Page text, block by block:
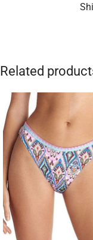
Related